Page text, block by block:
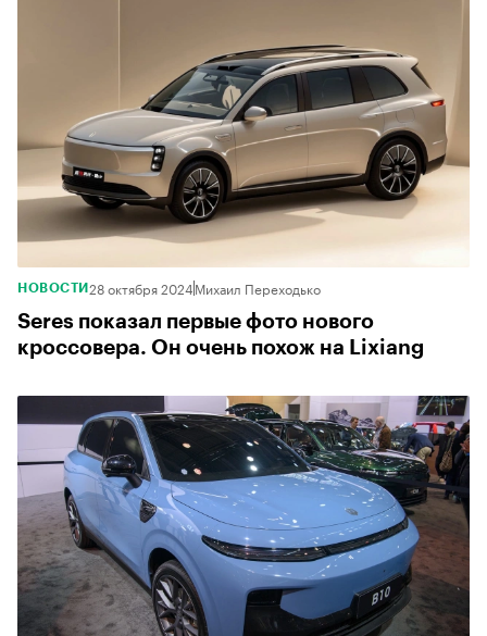
НОВОСТИ 28 октября 2024Михаил Переходько
Seres показал первые фото нового
кроссовера. Он очень похож на Lixiang